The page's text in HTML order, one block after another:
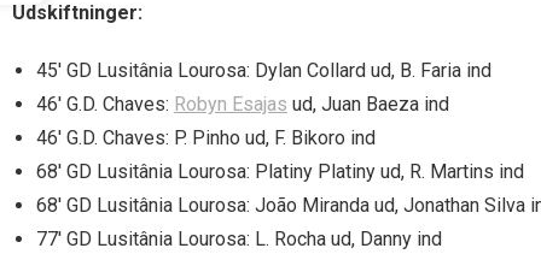
Udskiftninger:
45′ GD Lusitânia Lourosa: Dylan Collard ud, B. Faria ind
46′ G.D. Chaves: Robyn Esajas ud, Juan Baeza ind
46′ G.D. Chaves: P. Pinho ud, F. Bikoro ind
68′ GD Lusitânia Lourosa: Platiny Platiny ud, R. Martins ind
68′ GD Lusitânia Lourosa: João Miranda ud, Jonathan Silva
77′ GD Lusitânia Lourosa: L. Rocha ud, Danny ind